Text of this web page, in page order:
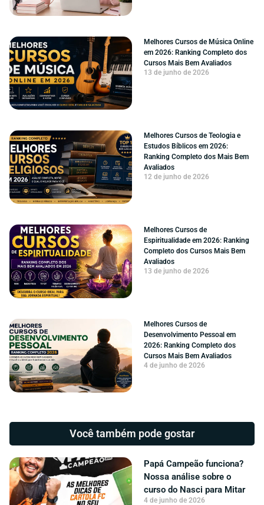
Melhores Cursos de Música Online
em 2026: Ranking Completo dos
Cursos Mais Bem Avaliados
13 de junho de 2026
Melhores Cursos de Teologia e
Estudos Bíblicos em 2026:
Ranking Completo dos Mais Bem
Avaliados
12 de junho de 2026
Melhores Cursos de
Espiritualidade em 2026: Ranking
Completo dos Cursos Mais Bem
Avaliados
13 de junho de 2026
Melhores Cursos de
Desenvolvimento Pessoal em
2026: Ranking Completo dos
Cursos Mais Bem Avaliados
4 de junho de 2026
Você também pode gostar
Papá Campeão funciona?
Nossa análise sobre o
curso do Nasci para Mitar
4 de junho de 2026